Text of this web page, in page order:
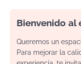
Bienvenido al
Queremos un
Para mejorar la